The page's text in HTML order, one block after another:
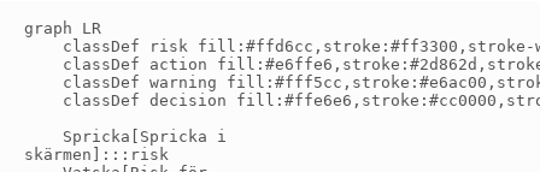
graph LR
classDef risk fill:#ffd6cc,stroke:#ff3300,stroke-
classDef action
classDef warning
classDef decision
    Spricka[Spricka i
skärmen]:::risk